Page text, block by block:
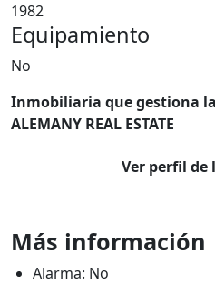
1982
Equipamiento
No
Inmobiliaria que gestiona
ALEMANY REAL ESTATE
Ver perfil de
Más información
Alarma: No